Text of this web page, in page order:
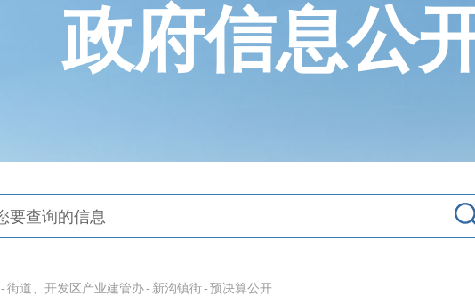
政府信息公
- 街道、开发区产业建管办- 新沟镇街- 预决算公开